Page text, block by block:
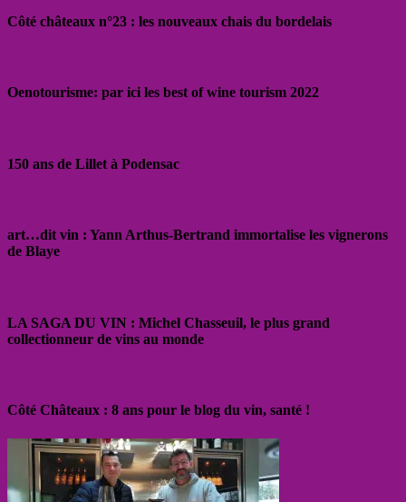
Côté châteaux n°23 : les nouveaux chais du bordelais
Oenotourisme: par ici les best of wine tourism 2022
150 ans de Lillet à Podensac
art…dit vin : Yann Arthus-Bertrand immortalise les vignerons
de Blaye
LA SAGA DU VIN : Michel Chasseuil, le plus grand
collectionneur de vins au monde
Côté Châteaux : 8 ans pour le blog du vin, santé !